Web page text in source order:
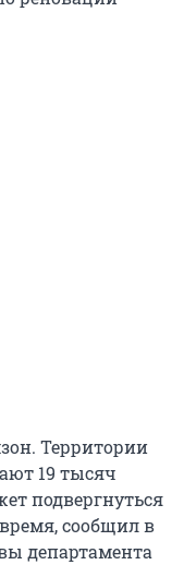
Территории
19 тысяч
подвергнуться
сообщил в
департамента